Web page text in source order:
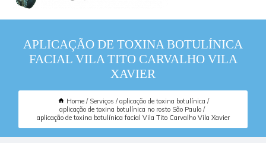
APLICAÇÃO DE TOXINA BOTULÍNICA
FACIAL VILA TITO CARVALHO VILA
XAVIER
Home Serviços
aplicação de toxina botulínica
aplicação de toxina botulínica no rosto São Paulo
aplicação de toxina botulínica facial Vila Tito Carvalho Vila Xavier